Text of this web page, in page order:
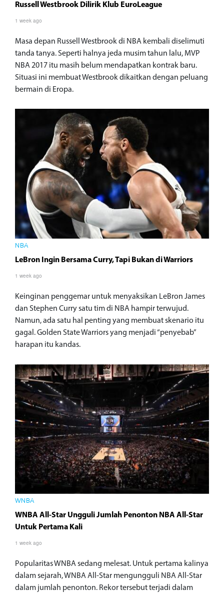
Russell Westbrook Dilirik Klub EuroLeague
1 week ago
Masa depan Russell Westbrook di NBA kembali diselimuti
tanda tanya. Seperti halnya jeda musim tahun lalu, MVP
NBA 2017 itu masih belum mendapatkan kontrak baru.
Situasi ini membuat Westbrook dikaitkan dengan peluang
bermain di Eropa.
NBA
LeBron Ingin Bersama Curry, Tapi Bukan di Warriors
1 week ago
Keinginan penggemar untuk menyaksikan LeBron James
dan Stephen Curry satu tim di NBA hampir terwujud.
Namun, ada satu hal penting yang membuat skenario itu
gagal. Golden State Warriors yang menjadi “penyebab”
harapan itu kandas.
WNBA
WNBA All-Star Ungguli Jumlah Penonton NBA All-Star
Untuk Pertama Kali
1 week ago
Popularitas WNBA sedang melesat. Untuk pertama kalinya
dalam sejarah, WNBA All-Star mengungguli NBA All-Star
dalam jumlah penonton. Rekor tersebut terjadi dalam